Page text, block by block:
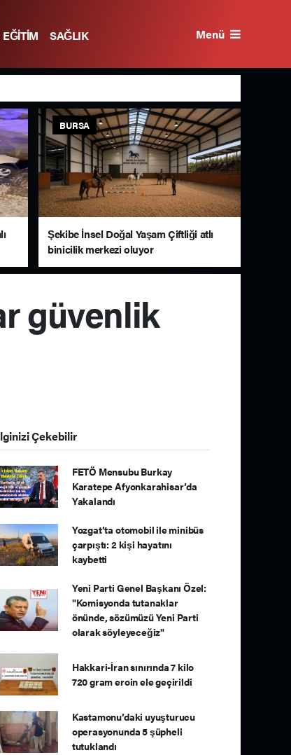
EĞİTİM
SAĞLIK
Menü
BURSA
Şekibe İnsel Doğal Yaşam Çiftliği atlı
binicilik merkezi oluyor
güvenlik
Çekebilir
FETÖ Mensubu Burkay
Karatepe Afyonkarahisar’da
Yakalandı
Yozgat’ta otomobil ile minibüs
çarpıştı: 2 kişi hayatını
kaybetti
Yeni Parti Genel Başkanı Özel:
"Komisyonda tutanaklar
önünde, sözümüzü Yeni Parti
olarak söyleyeceğiz"
Hakkari-İran sınırında 7 kilo
720 gram eroin ele geçirildi
Kastamonu’daki uyuşturucu
operasyonunda 5 şüpheli
tutuklandı